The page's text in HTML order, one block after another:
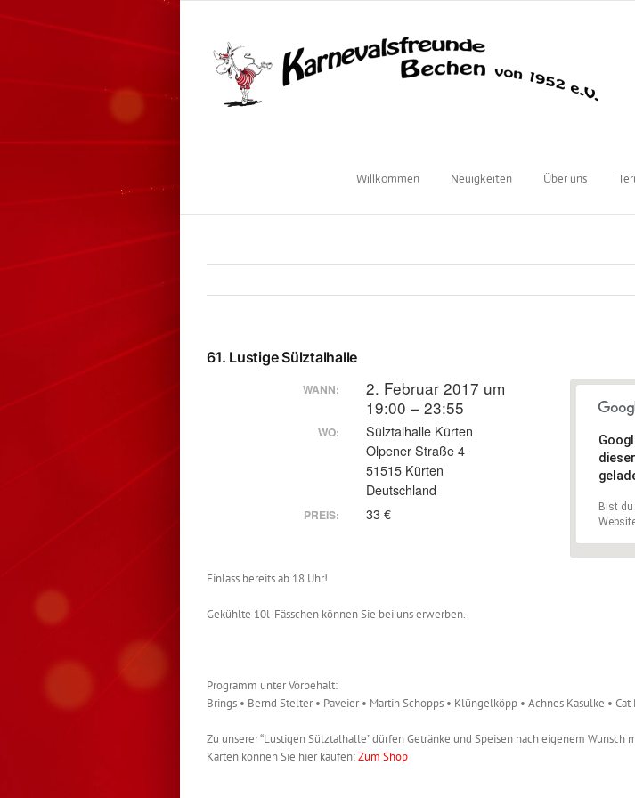
Inhalt
Willkommen Neuigkeiten Über uns
61. Lustige Sülztalhalle
Bist du
WANN:
2. Februar 2017 um
19:00 – 23:55
WO:
Sülztalhalle Kürten
Olpener Straße 4
51515 Kürten
Deutschland
PREIS: 33 €
Einlass bereits ab 18 Uhr!
Gekühlte 10l-Fässchen können Sie bei uns erwerben.
Programm unter Vorbehalt:
Brings • Bernd Stelter • Paveier • Martin Schopps • Klüngelköpp • Achnes Kasulke •
Zu unserer “Lustigen Sülztalhalle” dürfen Getränke und Speisen nach eigenem Wunsch
Karten können Sie hier kaufen:Zum Shop